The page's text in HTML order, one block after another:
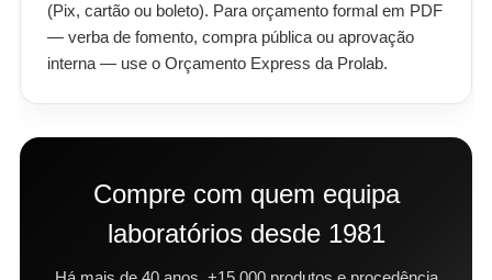
(Pix, cartão ou boleto). Para orçamento formal em PDF
— verba de fomento, compra pública ou aprovação
interna — use o Orçamento Express da Prolab.
Compre com quem equipa
laboratórios desde 1981